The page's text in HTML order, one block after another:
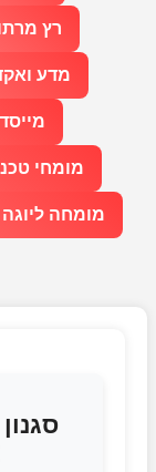
רץ
מדע
מומחי
מומחה